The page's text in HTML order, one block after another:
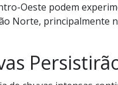
Oeste podem
Norte, principalmente